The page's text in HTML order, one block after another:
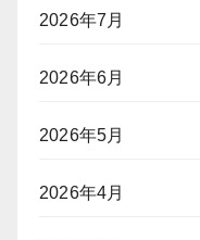
2026年7月
2026年6月
2026年5月
2026年4月